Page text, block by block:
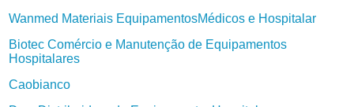
Wanmed Materiais EquipamentosMédicos e Hospitalar
Biotec Comércio e Manutenção de Equipamentos
Hospitalares
Caobianco